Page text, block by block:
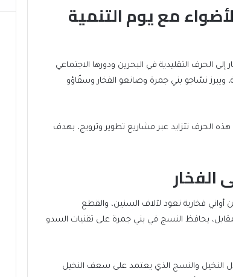
مع يوم التنمية
إلى الحرف التقليدية في البحرين ودورها الاجتماعي
ويبرز نسّاجو بني جمرة وصانعو الفخار وسقّاؤو
الحرف تتزايد عبر مشاريع تطوير وترويج، بهدف
الفخار
فخارية تعود لآلاف السنين، والقطع
يحافظ النسج في بني جمرة على تقنيات السدو
النخيل والنسج الذي يعتمد على سعف النخيل